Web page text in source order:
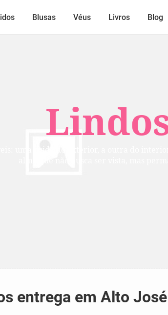
Blusas Véus Livros Blog
entrega em Alto